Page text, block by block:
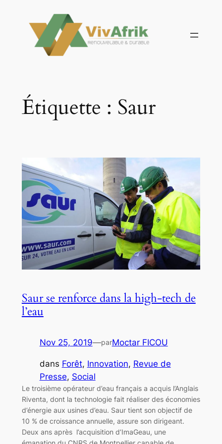
contenu
Étiquette : Saur
Saur se renforce dans la high-tech de
l’eau
Nov 25, 2019—parMoctar FICOU
dans Forêt, Innovation, Revue de
Presse, Social
Le troisième opérateur d’eau français a acquis l’Anglais
Riventa, dont la technologie fait réaliser des économies
d’énergie aux usines d’eau. Saur tient son objectif de
10 % de croissance annuelle, assure son dirigeant.
Deux ans après l’acquisition d’ImaGeau, une